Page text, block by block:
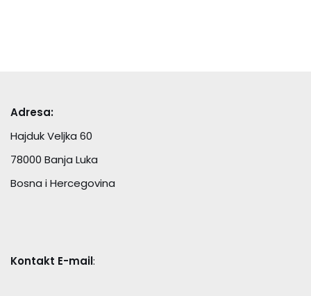
Adresa:
Hajduk Veljka 60
78000 Banja Luka
Bosna i Hercegovina
Kontakt E-mail: